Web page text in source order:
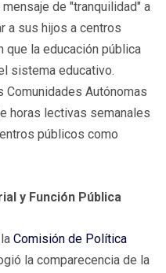
de "tranquilidad" a
a sus hijos a centros
que la educación pública
sistema educativo.
Comunidades Autónomas
horas lectivas semanales
públicos como
y Función Pública
Comisión de Política
la comparecencia de la